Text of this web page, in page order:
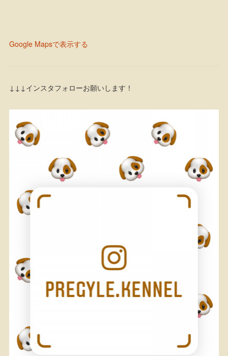
Google Mapsで表示する
↓↓↓インスタフォローお願いします！